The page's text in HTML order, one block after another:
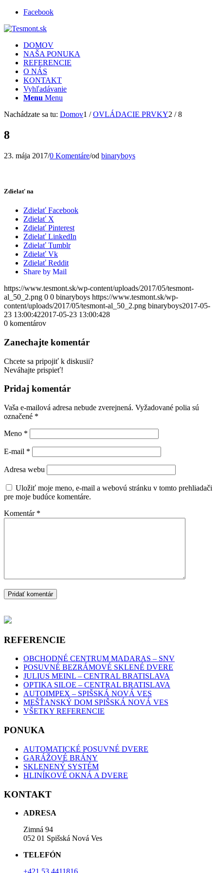
Facebook
DOMOV
NAŠA PONUKA
REFERENCIE
O NÁS
KONTAKT
Vyhľadávanie
Menu Menu
Nachádzate sa tu: Domov1 / OVLÁDACIE PRVKY2 / 8
8
23. mája 2017/0 Komentáre/od binaryboys
Zdielať na
Zdielať Facebook
Zdielať X
Zdielať Pinterest
Zdielať LinkedIn
Zdielať Tumblr
Zdielať Vk
Zdielať Reddit
Share by Mail
https://www.tesmont.sk/wp-content/uploads/2017/05/tesmont-
al_50_2.png 0 0 binaryboys https://www.tesmont.sk/wp-
content/uploads/2017/05/tesmont-al_50_2.png binaryboys2017-05-
23 13:00:422017-05-23 13:00:428
0 komentárov
Zanechajte komentár
Chcete sa pripojiť k diskusii?
Neváhajte prispieť!
Pridaj komentár
Vaša e-mailová adresa nebude zverejnená. Vyžadované polia sú
označené *
Meno *
E-mail *
Adresa webu
Uložiť moje meno, e-mail a webovú stránku v tomto prehliadači
pre moje budúce komentáre.
Komentár *
REFERENCIE
OBCHODNÉ CENTRUM MADARAS – SNV
POSUVNÉ BEZRÁMOVÉ SKLENÉ DVERE
JULIUS MEINL – CENTRAL BRATISLAVA
OPTIKA SILOE – CENTRAL BRATISLAVA
AUTOIMPEX – SPIŠSKÁ NOVÁ VES
MEŠŤANSKÝ DOM SPIŠSKÁ NOVÁ VES
VŠETKY REFERENCIE
PONUKA
AUTOMATICKÉ POSUVNÉ DVERE
GARÁŽOVÉ BRÁNY
SKLENENÝ SYSTÉM
HLINÍKOVÉ OKNÁ A DVERE
KONTAKT
ADRESA
Zimná 94
052 01 Spišská Nová Ves
TELEFÓN